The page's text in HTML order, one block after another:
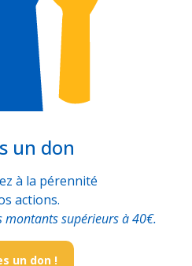
un don
à la pérennité
actions.
supérieurs à 40€.
un don !